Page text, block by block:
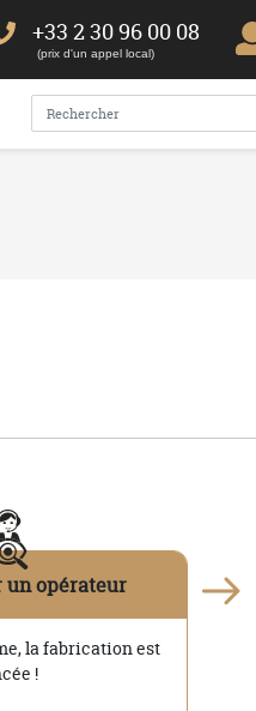
+33 2 30 96 00 08
(prix d'un appel local)
un opérateur
la fabrication est
!